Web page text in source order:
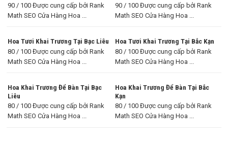
90 / 100 Được cung cấp bởi Rank
Math SEO Cửa Hàng Hoa ...
90 / 100 Được cung cấp bởi Rank
Math SEO Cửa Hàng Hoa ...
Hoa Tươi Khai Trương Tại Bạc Liêu
80 / 100 Được cung cấp bởi Rank
Math SEO Cửa Hàng Hoa ...
Hoa Tươi Khai Trương Tại Bắc Kạn
80 / 100 Được cung cấp bởi Rank
Math SEO Cửa Hàng Hoa ...
Hoa Khai Trương Để Bàn Tại Bạc
Liêu
80 / 100 Được cung cấp bởi Rank
Math SEO Cửa Hàng Hoa ...
Hoa Khai Trương Để Bàn Tại Bắc
Kạn
80 / 100 Được cung cấp bởi Rank
Math SEO Cửa Hàng Hoa ...